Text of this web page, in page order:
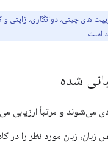
های چینی، دوانگاری، ژاپنی
است.
شده
می‌شوند و مرتباً ارزیابی
زبان، زبان مورد نظر را در